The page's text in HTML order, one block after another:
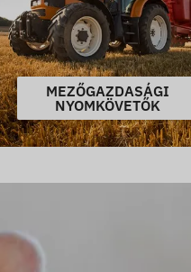
MEZŐGAZDASÁGI
NYOMKÖVETŐK